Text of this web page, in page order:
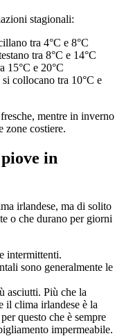
stagionali:
tra 4°C e 8°C
tra 8°C e 14°C
15°C e 20°C
si collocano tra 10°C e
mentre in inverno
zone costiere.
in
irlandese, ma di solito
o che durano per giorni
intermittenti.
sono generalmente le
asciutti. Più che la
il clima irlandese è la
questo che è sempre
impermeabile.